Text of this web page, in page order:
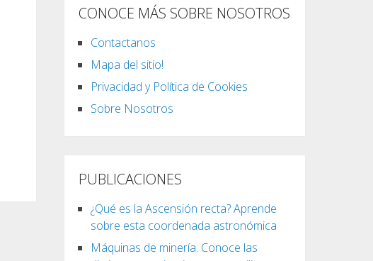
CONOCE MÁS SOBRE NOSOTROS
Contactanos
Mapa del sitio!
Privacidad y Política de Cookies
Sobre Nosotros
PUBLICACIONES
¿Qué es la Ascensión recta? Aprende
sobre esta coordenada astronómica
Máquinas de minería. Conoce las